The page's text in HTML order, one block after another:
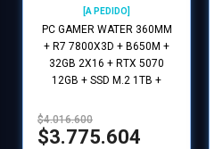
[A PEDIDO]
PC GAMER WATER 360MM
+ R7 7800X3D + B650M +
32GB 2X16 + RTX 5070
12GB + SSD M.2 1TB +
GAMER PECERA
$4.016.600
$3.775.604